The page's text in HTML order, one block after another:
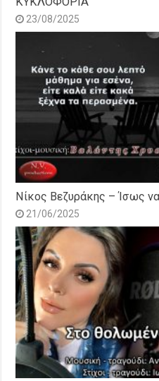
23/08/2025
Νίκος Βεζυράκης – Ίσως
21/06/2025